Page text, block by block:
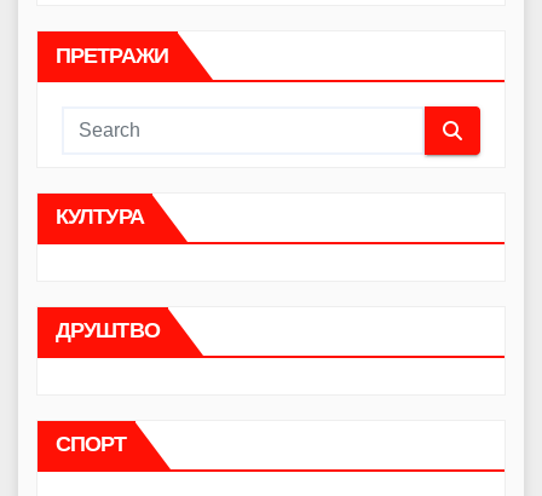
ПРЕТРАЖИ
КУЛТУРА
ДРУШТВО
СПОРТ